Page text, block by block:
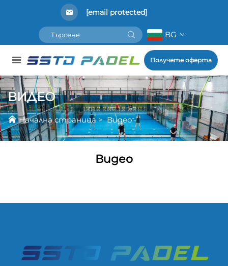
[email protected]
BG
Получете оферта
ВИДЕО
Начална страница>Видео
Видео